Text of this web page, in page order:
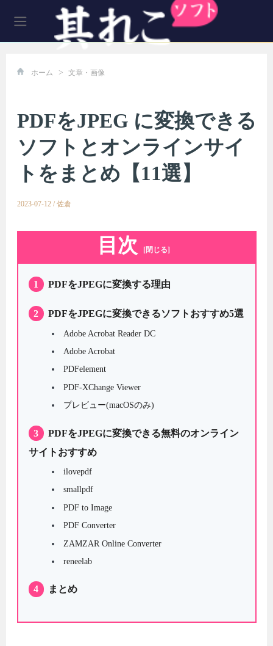
ホーム > 文章・画像
PDFをJPEG に変換できる
ソフトとオンラインサイ
トをまとめ【11選】
2023-07-12 / 佐倉
目次 [閉じる]
1 PDFをJPEGに変換する理由
2 PDFをJPEGに変換できるソフトおすすめ5選
Adobe Acrobat Reader DC
Adobe Acrobat
PDFelement
PDF-XChange Viewer
プレビュー(macOSのみ)
3
PDFをJPEGに変換できる無料のオンライン
サイトおすすめ
ilovepdf
smallpdf
PDF to Image
PDF Converter
ZAMZAR Online Converter
reneelab
4 まとめ